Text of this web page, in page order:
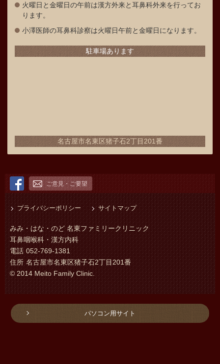
火曜日と金曜日の午前は漢方外来と耳鼻科外来を行ってお
ります。
小澤医師の耳鼻科診察は火曜日午前と金曜日になります。
駐車場あります
名古屋市名東区猪子石2丁目201番
ご意見・ご要望
プライバシーポリシー サイトマップ
みみ・はな・のど 名東ファミリークリニック
耳鼻咽喉科・漢方内科
電話 052-769-1381
住所 名古屋市名東区猪子石2丁目201番
© 2014 Meito Family Clinic.
パソコン用サイト